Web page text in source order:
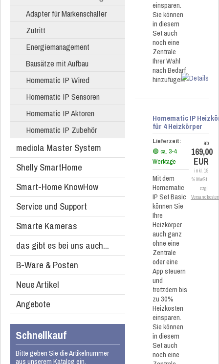
Adapter für Markenschalter
Zutritt
Energiemanagement
Bausätze mit Aufbau
Homematic IP Wired
Homematic IP Sensoren
Homematic IP Aktoren
Homematic IP Zubehör
mediola Master System
Shelly SmartHome
Smart-Home KnowHow
Service und Support
Smarte Kameras
das gibt es bei uns auch...
B-Ware & Posten
Neue Artikel
Angebote
Schnellkauf
Bitte geben Sie die Artikelnummer
aus unserem Katalog ein.
einsparen.
Sie können
in diesem
Set auch
noch eine
Zentrale
Ihrer Wahl
nach Bedarf
hinzufügen.
Homematic IP
für 4 Heizkörper
Lieferzeit:
🟢 ca. 3-4
Werktage
Mit dem
Homematic
IP Set Basic
können Sie
Ihre
Heizkörper
auch ganz
ohne eine
Zentrale
oder eine
App steuern
und
trotzdem bis
zu 30%
Heizkosten
einsparen.
Sie können
in diesem
Set auch
noch eine
ab
169,00
EUR
inkl. 19
% MwSt.
zzgl.
Versandkosten